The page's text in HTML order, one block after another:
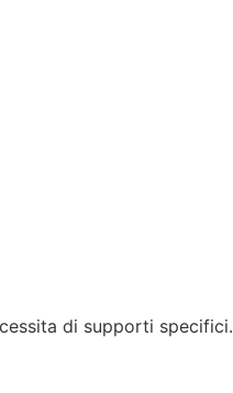
di supporti specifici.